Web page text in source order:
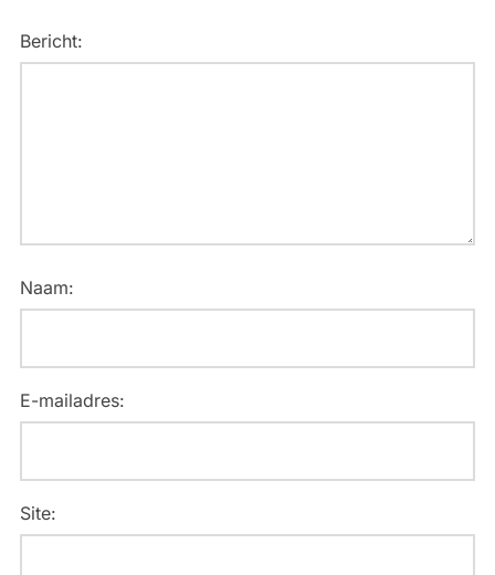
Bericht:
Naam:
E-mailadres:
Site: